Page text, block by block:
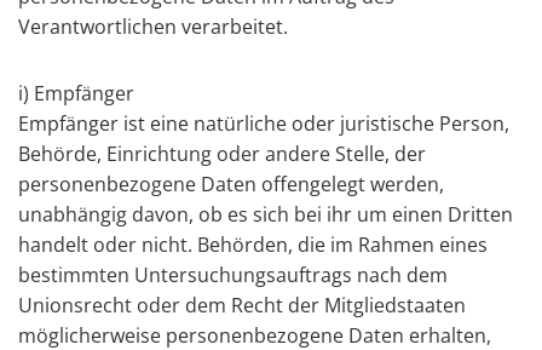
Verantwortlichen verarbeitet.
i) Empfänger
Empfänger ist eine natürliche oder juristische Person,
Behörde, Einrichtung oder andere Stelle, der
personenbezogene Daten offengelegt werden,
unabhängig davon, ob es sich bei ihr um einen Dritten
handelt oder nicht. Behörden, die im Rahmen eines
bestimmten Untersuchungsauftrags nach dem
Unionsrecht oder dem Recht der Mitgliedstaaten
möglicherweise personenbezogene Daten erhalten,